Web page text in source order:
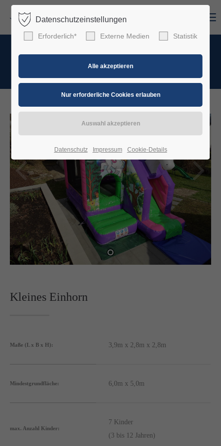
Login
Register| Lost your password?
Support
Lorem ipsum dolor sit amet:
24h/ 365days
We offer support for our customers
Have any questions?
Detailansicht
Kleines Einhorn
Maße (L x B x H): 3,9m x 2,8m x 2,8m
Mindestgrundfläche: 6,0m x 5,0m
max. Anzahl Kinder:
7 Kinder
(3 bis 12 Jahren)
Datenschutzeinstellungen
Erforderlich* Externe Medien Statistik
Datenschutz Impressum Cookie-Details